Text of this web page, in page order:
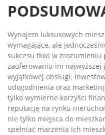
Wynajem luksusowych
wymagające, ale
sukcesu tkwi w zrozumieniu
zaoferowaniu im najwyższej
wyjątkowej obsługi.
udogodnienia oraz
tylko wymierne korzyści
reputację na rynku
nie tylko miejsca do
spełniać marzenia ich